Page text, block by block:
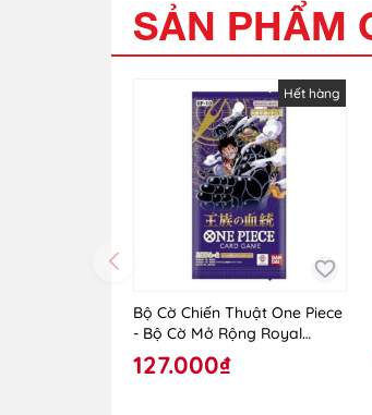
SẢN PHẨM
Hết hàng
Bộ Cờ Chiến Thuật One Piece
- Bộ Cờ Mở Rộng Royal
Blood OP-10 - TCG - One
Piece - Vol.10
127.000₫